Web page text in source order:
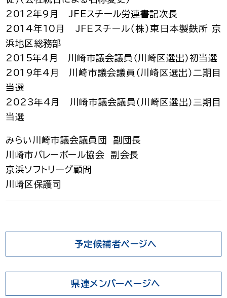
2012年9月 JFEスチール労連書記次長
2014年10月 JFEスチール（株）東日本製鉄所 京
浜地区総務部
2015年4月 川崎市議会議員（川崎区選出）初当選
2019年4月 川崎市議会議員（川崎区選出）二期目
当選
2023年4月 川崎市議会議員（川崎区選出）三期目
当選
みらい川崎市議会議員団 副団長
川崎市バレーボール協会 副会長
京浜ソフトリーグ顧問
川崎区保護司
予定候補者ページへ
県連メンバーページへ